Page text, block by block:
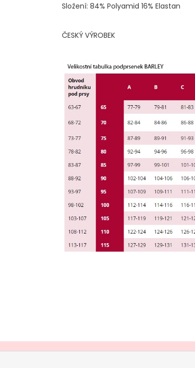
Složení: 84% Polyamid 16% Elastan
ČESKÝ VÝROBEK
Z